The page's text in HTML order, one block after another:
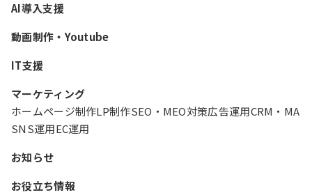
AI導入支援
動画制作・Youtube
IT支援
マーケティング
ホームページ制作LP制作SEO・MEO対策広告運用CRM・MA
SNS運用EC運用
お知らせ
お役立ち情報